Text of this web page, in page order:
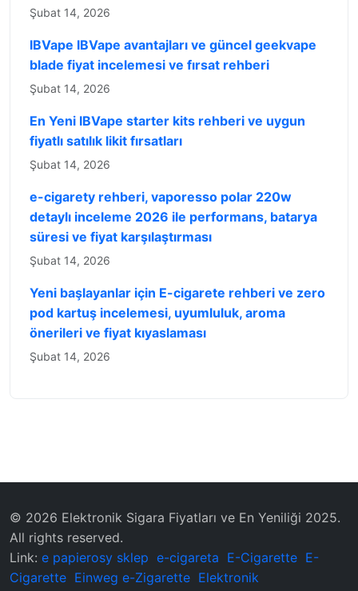
Şubat 14, 2026
IBVape IBVape avantajları ve güncel geekvape
blade fiyat incelemesi ve fırsat rehberi
Şubat 14, 2026
En Yeni IBVape starter kits rehberi ve uygun
fiyatlı satılık likit fırsatları
Şubat 14, 2026
e-cigarety rehberi, vaporesso polar 220w
detaylı inceleme 2026 ile performans, batarya
süresi ve fiyat karşılaştırması
Şubat 14, 2026
Yeni başlayanlar için E-cigarete rehberi ve zero
pod kartuş incelemesi, uyumluluk, aroma
önerileri ve fiyat kıyaslaması
Şubat 14, 2026
© 2026 Elektronik Sigara Fiyatları ve En Yeniliği 2025.
All rights reserved.
Link: e papierosy sklep e-cigareta E-Cigarette E-
Cigarette Einweg e-Zigarette Elektronik